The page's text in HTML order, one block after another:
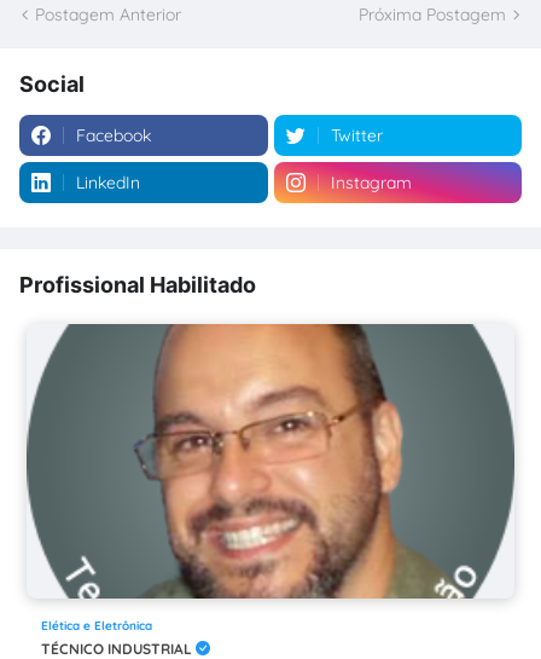
Postagem Anterior Próxima Postagem
Social
Facebook Twitter
LinkedIn Instagram
Profissional Habilitado
Elética e Eletrônica
TÉCNICO INDUSTRIAL